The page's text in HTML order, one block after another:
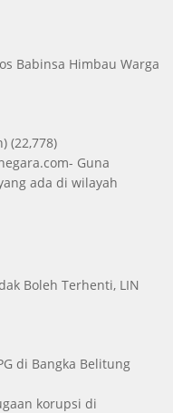
Babinsa Himbau Warga
(22,778)
Guna
ada di wilayah
Boleh Terhenti, LIN
di Bangka Belitung
korupsi di